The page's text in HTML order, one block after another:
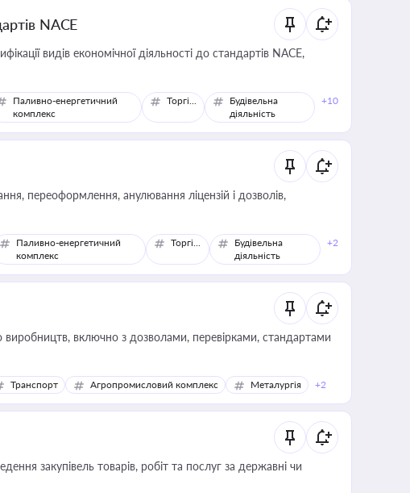
NACE
видів економічної діяльності до стандартів NACE,
Паливно-енергетичний
комплекс
Торгівля
Будівельна
діяльність
+10
переоформлення, анулювання ліцензій і дозволів,
Паливно-енергетичний
комплекс
Торгівля
Будівельна
діяльність
+2
включно з дозволами, перевірками, стандартами
Транспорт Агропромисловий комплекс Металургія +2
закупівель товарів, робіт та послуг за державні чи